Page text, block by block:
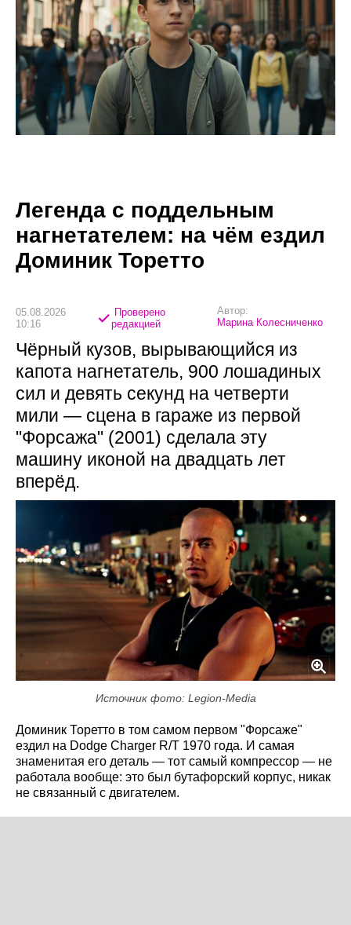
Легенда с поддельным
нагнетателем: на чём ездил
Доминик Торетто
05.08.2026
10:16
Проверено
редакцией
Автор:
Марина Колесниченко
Чёрный кузов, вырывающийся из
капота нагнетатель, 900 лошадиных
сил и девять секунд на четверти
мили — сцена в гараже из первой
"Форсажа" (2001) сделала эту
машину иконой на двадцать лет
вперёд.
Источник фото: Legion-Media
Доминик Торетто в том самом первом "Форсаже"
ездил на Dodge Charger R/T 1970 года. И самая
знаменитая его деталь — тот самый компрессор — не
работала вообще: это был бутафорский корпус, никак
не связанный с двигателем.